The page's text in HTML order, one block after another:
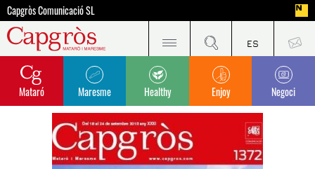
Capgròs Comunicació SL
Mataró Maresme Healthy Enjoy Negoci